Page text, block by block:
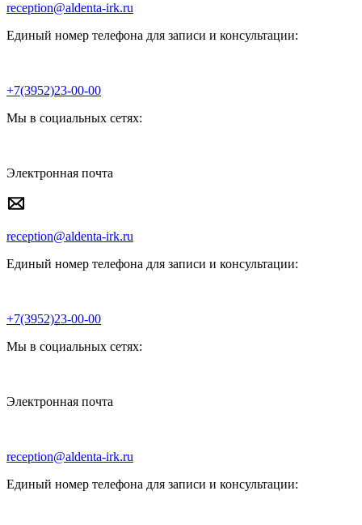
reception@aldenta-irk.ru
Единый номер телефона для записи и консультации:
+7(3952)23-00-00
Мы в социальных сетях:
Электронная почта
reception@aldenta-irk.ru
Единый номер телефона для записи и консультации:
+7(3952)23-00-00
Мы в социальных сетях:
Электронная почта
reception@aldenta-irk.ru
Единый номер телефона для записи и консультации: